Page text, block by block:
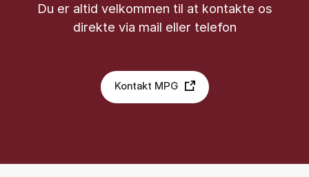
Du er altid velkommen til at kontakte os
direkte via mail eller telefon
Kontakt MPG